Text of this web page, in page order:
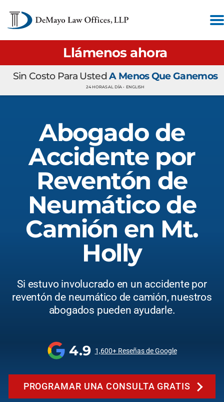
Llámenos ahora
Sin Costo Para UstedA Menos Que Ganemos
24 HORAS AL DÍA • ENGLISH
Abogado de
Accidente por
Reventón de
Neumático de
Camión en Mt.
Holly
Si estuvo involucrado en un accidente por
reventón de neumático de camión, nuestros
abogados pueden ayudarle.
4.9 1,600+ Reseñas de Google
PROGRAMAR UNA CONSULTA GRATIS